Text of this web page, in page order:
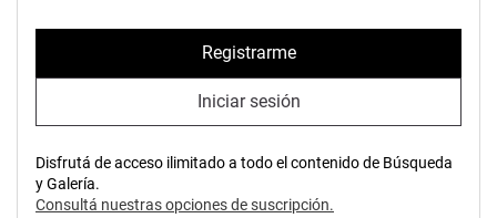
Registrarme
Iniciar sesión
Disfrutá de acceso ilimitado a todo el contenido de Búsqueda
y Galería.
Consultá nuestras opciones de suscripción.